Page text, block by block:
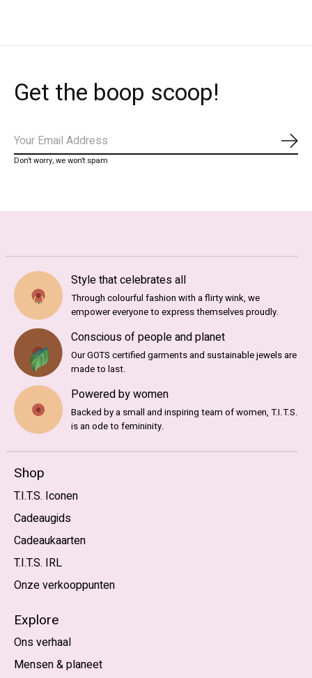
Get the boop scoop!
Don’t worry, we won’t spam
Style that celebrates all
Through colourful fashion with a flirty wink, we
empower everyone to express themselves proudly.
Conscious of people and planet
Our GOTS certified garments and sustainable jewels are
made to last.
Powered by women
Backed by a small and inspiring team of women, T.I.T.S.
is an ode to femininity.
Shop
T.I.T.S. Iconen
Cadeaugids
Cadeaukaarten
T.I.T.S. IRL
Onze verkooppunten
Explore
Ons verhaal
Mensen & planeet